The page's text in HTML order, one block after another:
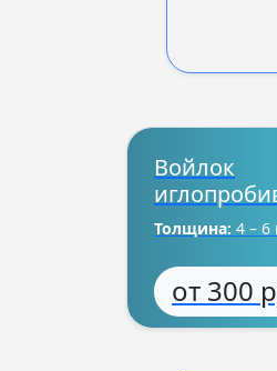
Войлок
Толщина: 4 –
от 300